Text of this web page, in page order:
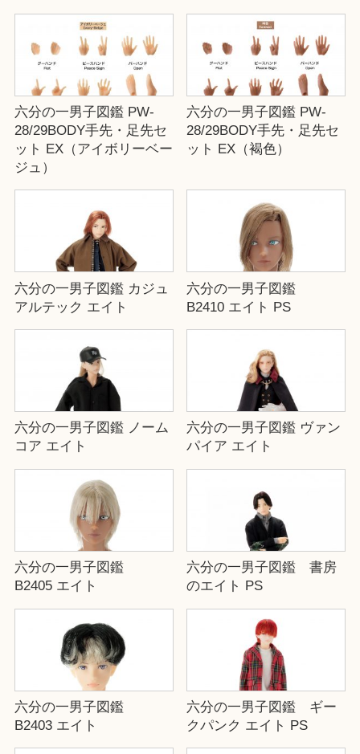
六分の一男子図鑑 PW-
28/29BODY手先・足先セ
ット EX（アイボリーベー
ジュ）
六分の一男子図鑑 PW-
28/29BODY手先・足先セ
ット EX（褐色）
六分の一男子図鑑 カジュ
アルテック エイト
六分の一男子図鑑
B2410 エイト PS
六分の一男子図鑑 ノーム
コア エイト
六分の一男子図鑑 ヴァン
パイア エイト
六分の一男子図鑑
B2405 エイト
六分の一男子図鑑 書房
のエイト PS
六分の一男子図鑑
B2403 エイト
六分の一男子図鑑 ギー
クパンク エイト PS